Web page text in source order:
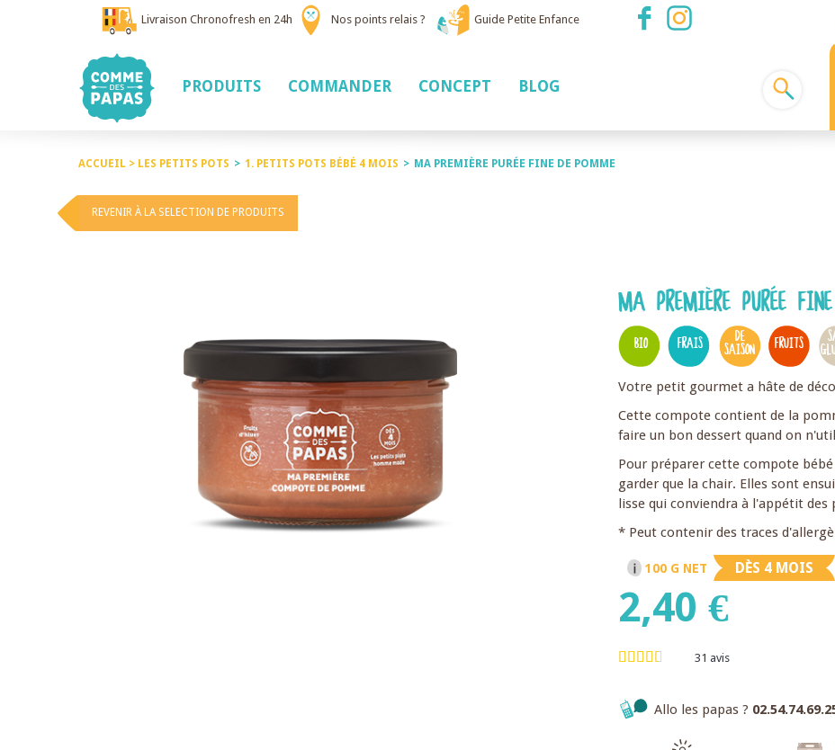
Livraison Chronofresh en 24h Nos points relais ? Guide Petite Enfance
PRODUITS COMMANDER CONCEPT BLOG
ACCUEIL > LES PETITS POTS > 1. PETITS POTS BÉBÉ 4 MOIS > MA PREMIÈRE PURÉE FINE DE POMME
REVENIR À LA SELECTION DE PRODUITS
MA PREMIÈRE PURÉE
BIO FRAIS
DE
SAISON
FRUITS
Votre petit gourmet a hâte de
Cette compote contient de la
faire un bon dessert quand on
Pour préparer cette compote
garder que la chair. Elles sont
lisse qui conviendra à l'appétit
* Peut contenir des traces
100 G NET DÈS 4 MOIS
2,40 €
31 avis
Allo les papas ?